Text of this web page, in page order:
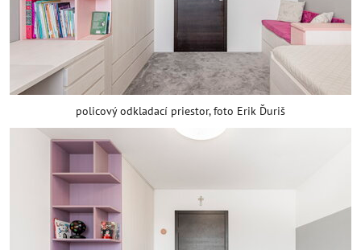
policový odkladací priestor, foto Erik Ďuriš